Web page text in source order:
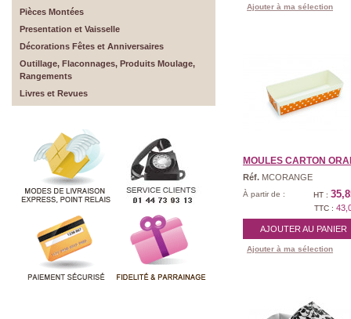
Pièces Montées
Presentation et Vaisselle
Décorations Fêtes et Anniversaires
Outillage, Flaconnages, Produits Moulage,
Rangements
Livres et Revues
Ajouter à ma sélection
MOULES CARTON
Réf. MCORANGE
À partir de : HT :
TTC :
AJOUTER AU PANIER
Ajouter à ma sélection